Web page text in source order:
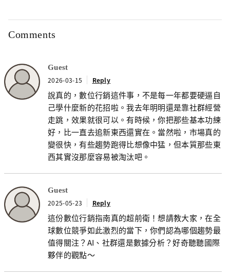
Comments
Guest
2026-03-15 Reply
說真的，數位行銷這件事，不是每一年都要硬逼自
己學什麼新的花招啦。我去年明明還是靠社群經營
走跳，效果就很可以。有時候，你把那些基本功練
好，比一直去追新東西還實在。當然啦，市場真的
變很快，有些趨勢跑得比想像中猛，但本質那些東
西其實沒那麼容易被淘汰吧。
Guest
2025-05-23 Reply
這份數位行銷指南真的超前衛！想請教大家，在全
球數位競爭如此激烈的當下，你們認為哪個趨勢最
值得關注？AI、社群還是數據分析？好奇聽聽國際
夥伴的觀點～